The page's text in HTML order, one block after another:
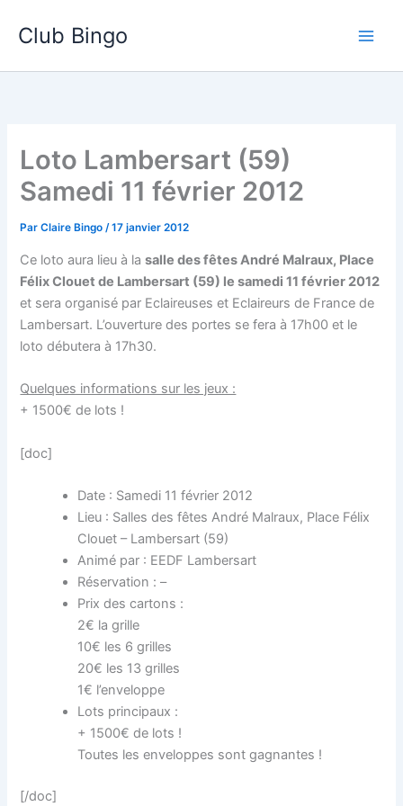
Club Bingo
Loto Lambersart (59)
Samedi 11 février 2012
ParClaire Bingo/17 janvier 2012
Ce loto aura lieu à lasalle des fêtes André Malraux, Place
Félix Clouet de Lambersart (59) le samedi 11 février 2012
et sera organisé par Eclaireuses et Eclaireurs de France de
Lambersart. L’ouverture des portes se fera à 17h00 et le
loto débutera à 17h30.
Quelques informations sur les jeux :
+ 1500€ de lots !
[doc]
Date : Samedi 11 février 2012
Lieu : Salles des fêtes André Malraux, Place Félix
Clouet – Lambersart (59)
Animé par : EEDF Lambersart
Réservation : –
Prix des cartons :
2€ la grille
10€ les 6 grilles
20€ les 13 grilles
1€ l’enveloppe
Lots principaux :
+ 1500€ de lots !
Toutes les enveloppes sont gagnantes !
[/doc]